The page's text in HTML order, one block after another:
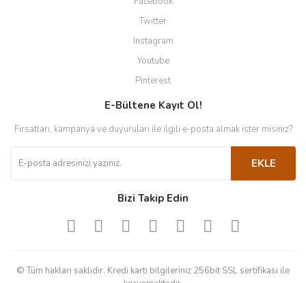
Twitter
Instagram
Youtube
Pinterest
E-Bültene Kayıt Ol!
Fırsatları, kampanya ve duyuruları ile ilgili e-posta almak ister misiniz?
EKLE
Bizi Takip Edin
© Tüm hakları saklıdır. Kredi kartı bilgileriniz 256bit SSL sertifikası ile